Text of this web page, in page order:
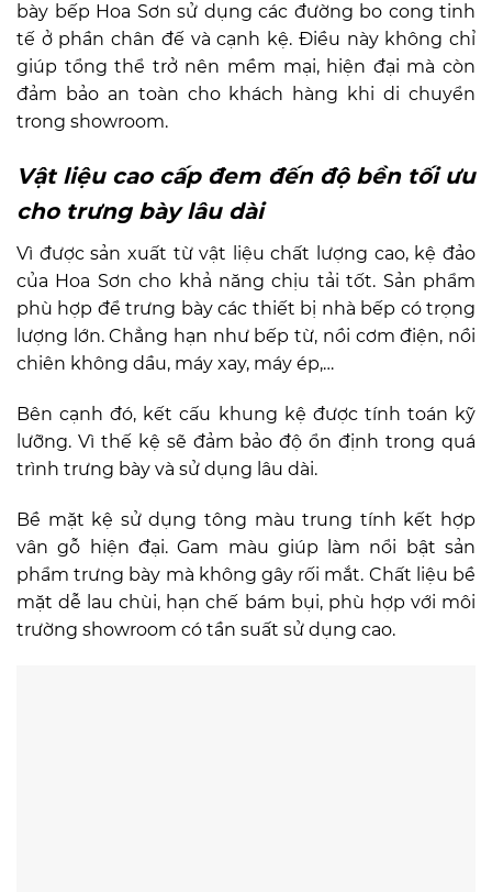
bày bếp Hoa Sơn sử dụng các đường bo cong tinh
tế ở phần chân đế và cạnh kệ. Điều này không chỉ
giúp tổng thể trở nên mềm mại, hiện đại mà còn
đảm bảo an toàn cho khách hàng khi di chuyển
trong showroom.
Vật liệu cao cấp đem đến độ bền tối ưu
cho trưng bày lâu dài
Vì được sản xuất từ vật liệu chất lượng cao, kệ đảo
của Hoa Sơn cho khả năng chịu tải tốt. Sản phẩm
phù hợp để trưng bày các thiết bị nhà bếp có trọng
lượng lớn. Chẳng hạn như bếp từ, nồi cơm điện, nồi
chiên không dầu, máy xay, máy ép,…
Bên cạnh đó, kết cấu khung kệ được tính toán kỹ
lưỡng. Vì thế kệ sẽ đảm bảo độ ổn định trong quá
trình trưng bày và sử dụng lâu dài.
Bề mặt kệ sử dụng tông màu trung tính kết hợp
vân gỗ hiện đại. Gam màu giúp làm nổi bật sản
phẩm trưng bày mà không gây rối mắt. Chất liệu bề
mặt dễ lau chùi, hạn chế bám bụi, phù hợp với môi
trường showroom có tần suất sử dụng cao.